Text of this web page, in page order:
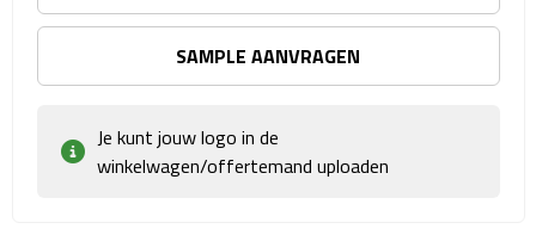
Koffersloten
Bagageweegschalen
Bagageriemen
SAMPLE AANVRAGEN
Je kunt jouw logo in de
winkelwagen/offertemand uploaden